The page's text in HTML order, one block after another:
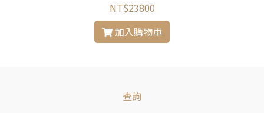
NT$23800
加入購物車
查詢